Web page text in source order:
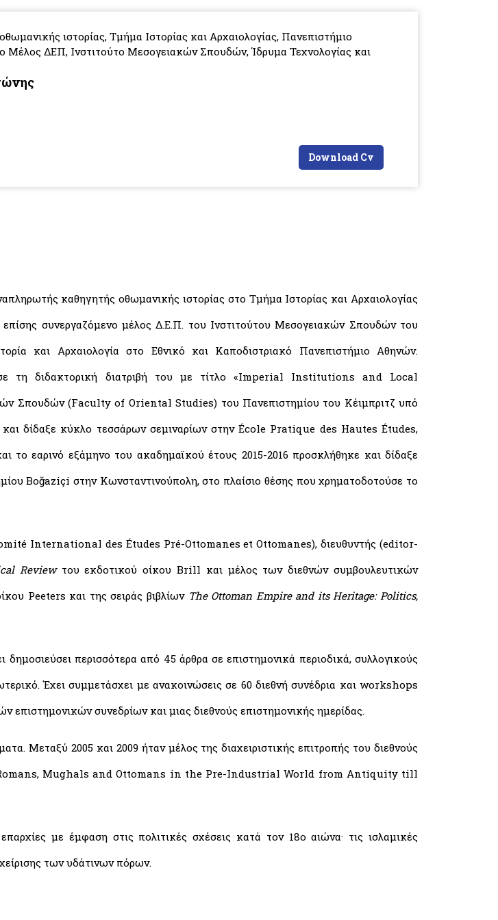
ιστορίας, Τμήμα Ιστορίας και Αρχαιολογίας, Πανεπιστήμιο
Μέλος ΔΕΠ, Ινστιτούτο Μεσογειακών Σπουδών, Ίδρυμα Τεχνολογίας και
Download Cv
καθηγητής οθωμανικής ιστορίας στο Τμήμα Ιστορίας και Αρχαιολογίας
συνεργαζόμενο μέλος Δ.Ε.Π. του Ινστιτούτου Μεσογειακών Σπουδών του
και Αρχαιολογία στο Εθνικό και Καποδιστριακό Πανεπιστήμιο Αθηνών.
τη διδακτορική διατριβή του με τίτλο «Imperial Institutions and Local
Σπουδών (Faculty of Oriental Studies) του Πανεπιστημίου του Κέιμπριτζ υπό
δίδαξε κύκλο τεσσάρων σεμιναρίων στην École Pratique des Hautes Études,
εαρινό εξάμηνο του ακαδημαϊκού έτους 2015-2016 προσκλήθηκε και δίδαξε
Boğaziçi στην Κωνσταντινούπολη, στο πλαίσιο θέσης που χρηματοδοτούσε το
International des Études Pré-Οttomanes et Ottomanes), διευθυντής (editor-
Reviewτου εκδοτικού οίκου Brill και μέλος των διεθνών συμβουλευτικών
Peeters και της σειράς βιβλίων The Ottoman Empire and its Heritage: Politics,
δημοσιεύσει περισσότερα από 45 άρθρα σε επιστημονικά περιοδικά, συλλογικούς
Έχει συμμετάσχει με ανακοινώσεις σε 60 διεθνή συνέδρια και workshops
επιστημονικών συνεδρίων και μιας διεθνούς επιστημονικής ημερίδας.
Μεταξύ 2005 και 2009 ήταν μέλος της διαχειριστικής επιτροπής του διεθνούς
Romans, Mughals and Ottomans in the Pre-Industrial World from Antiquity till
με έμφαση στις πολιτικές σχέσεις κατά τον 18ο αιώνα· τις ισλαμικές
των υδάτινων πόρων.